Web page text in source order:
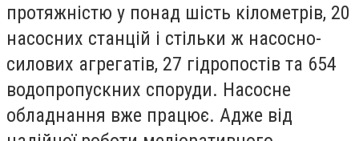
протяжністю у понад шість кілометрів, 20
насосних станцій і стільки ж насосно-
силових агрегатів, 27 гідропостів та 654
водопропускних споруди. Насосне
обладнання вже працює. Адже від